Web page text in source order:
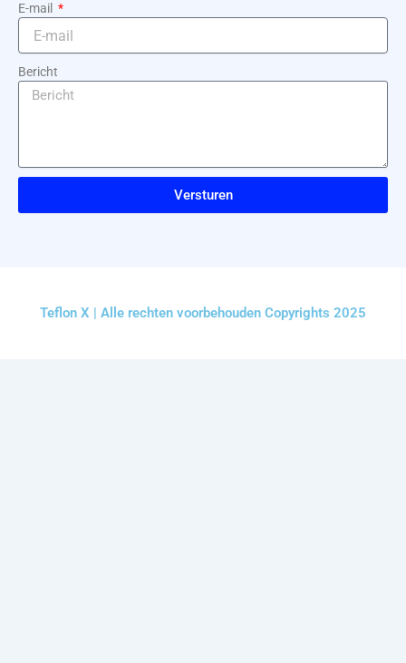
E-mail
Bericht
Versturen
Teflon X | Alle rechten voorbehouden Copyrights 2025